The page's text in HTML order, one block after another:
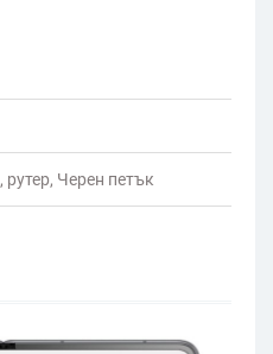
, рутер, Черен петък